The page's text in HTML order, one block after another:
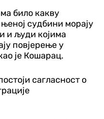
било какву
судбини морају
и људи којима
повјерење у
је Кошарац.
сагласност о